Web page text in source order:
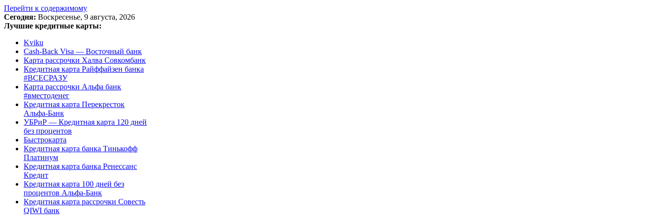
Перейти к содержимому
Сегодня: Воскресенье, 9 августа, 2026
Лучшие кредитные карты:
Kviku
Cash-Back Visa — Восточный банк
Карта рассрочки Халва Совкомбанк
Кредитная карта Райффайзен банка
#ВСЕСРАЗУ
Карта рассрочки Альфа банк
#вместоденег
Кредитная карта Перекресток
Альфа-Банк
УБРиР — Кредитная карта 120 дней
без процентов
Быстрокарта
Кредитная карта банка Тинькофф
Платинум
Кредитная карта банка Ренессанс
Кредит
Кредитная карта 100 дней без
процентов Альфа-Банк
Кредитная карта рассрочки Совесть
QIWI банк